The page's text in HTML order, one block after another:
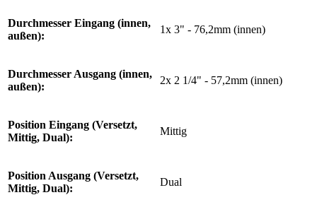
Durchmesser Eingang (innen,
außen):
1x 3" - 76,2mm (innen)
Durchmesser Ausgang (innen,
außen):
2x 2 1/4" - 57,2mm (innen)
Position Eingang (Versetzt,
Mittig, Dual):
Mittig
Position Ausgang (Versetzt,
Mittig, Dual):
Dual